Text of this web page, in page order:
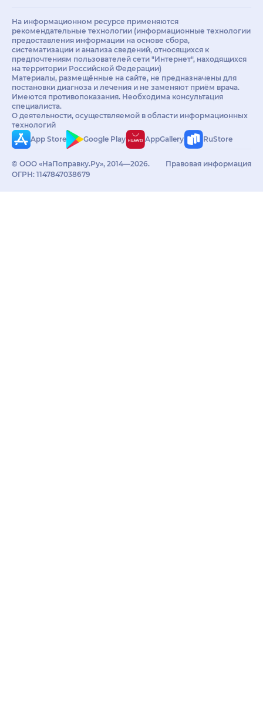
На информационном ресурсе применяются
рекомендательные технологии (информационные технологии
предоставления информации на основе сбора,
систематизации и анализа сведений, относящихся к
предпочтениям пользователей сети "Интернет", находящихся
на территории Российской Федерации)
Материалы, размещённые на сайте, не предназначены для
постановки диагноза и лечения и не заменяют приём врача.
Имеются противопоказания. Необходима консультация
специалиста.
О деятельности, осуществляемой в области информационных
технологий
App Store
Google Play AppGallery RuStore
© ООО «НаПоправку.Ру», 2014—2026.
ОГРН: 1147847038679
Правовая информация